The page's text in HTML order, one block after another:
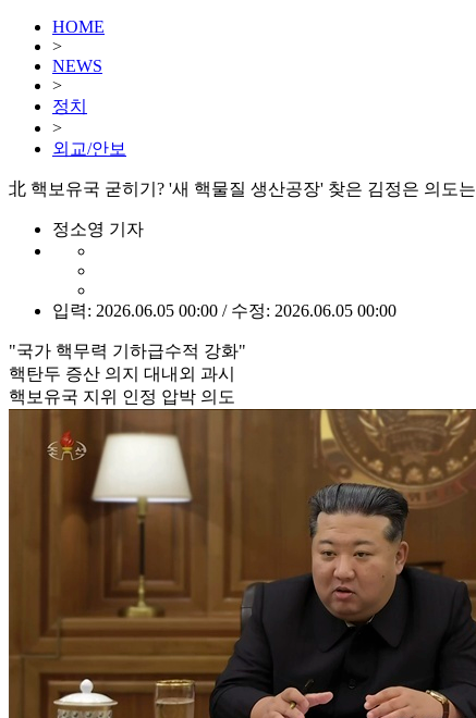
HOME
>
NEWS
>
정치
>
외교/안보
北 핵보유국 굳히기? '새 핵물질 생산공장' 찾은 김정은 의도는
정소영 기자
입력: 2026.06.05 00:00 / 수정: 2026.06.05 00:00
"국가 핵무력 기하급수적 강화"
핵탄두 증산 의지 대내외 과시
핵보유국 지위 인정 압박 의도